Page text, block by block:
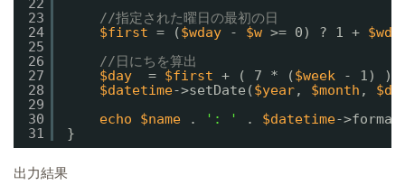
22
23
24
25
26
27
28
29
30
31
//指定された曜日の最初の日
$first = ($wday - $w >= 0) ? 1 +
//日にちを算出
$day
= $first + ( 7 * ($week
- 1) );
$datetime->setDate($year, $month ,
echo
$name . ': ' . $datetime-
}
出力結果